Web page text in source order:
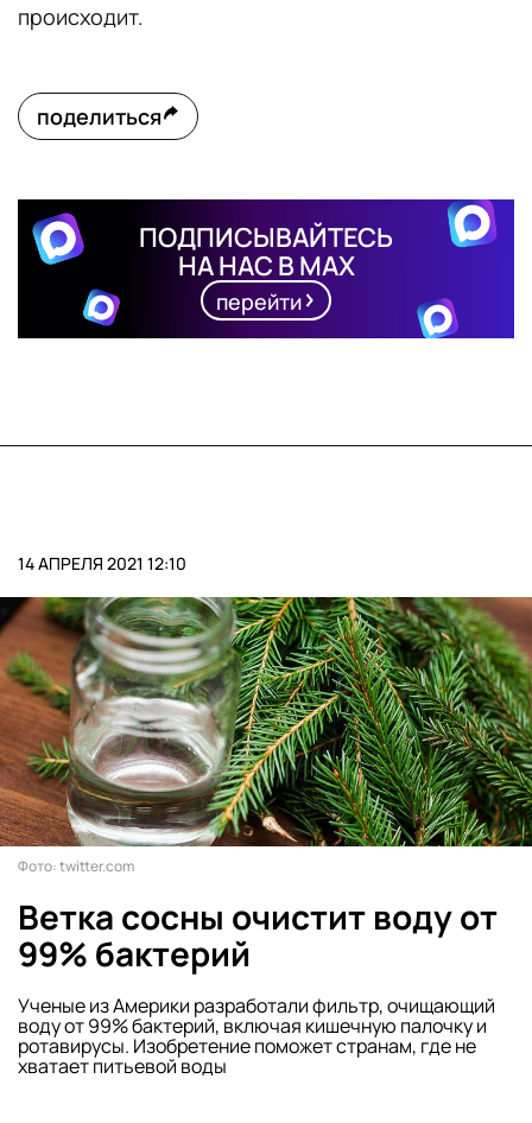
происходит.
поделиться
ПОДПИСЫВАЙТЕСЬ
НА НАС В MAX
перейти
14 АПРЕЛЯ 2021 12:10
Фото: twitter.com
Ветка сосны очистит воду от
99% бактерий
Ученые из Америки разработали фильтр, очищающий
воду от 99% бактерий, включая кишечную палочку и
ротавирусы. Изобретение поможет странам, где не
хватает питьевой воды